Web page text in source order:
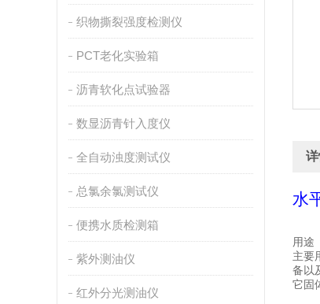
织物撕裂强度检测仪
PCT老化实验箱
沥青软化点试验器
数显沥青针入度仪
全自动浊度测试仪
总氯余氯测试仪
便携水质检测箱
紫外测油仪
红外分光测油仪
水
用途
主要
备以
它固